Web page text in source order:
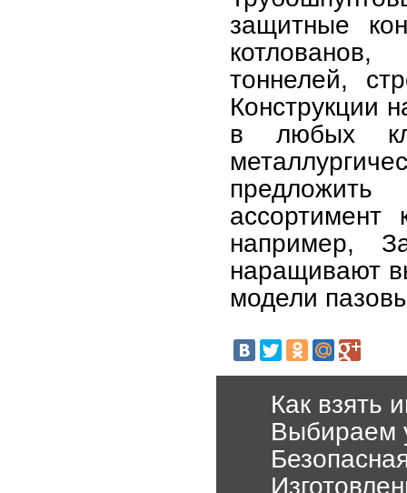
защитные
тоннелей,
Конструкции
в любых
например,
наращивают
модели
Как взять
Выбираем